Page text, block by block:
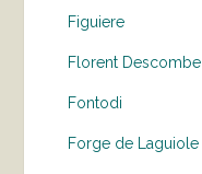
Figuiere
Florent Descombe
Fontodi
Forge de Laguiole